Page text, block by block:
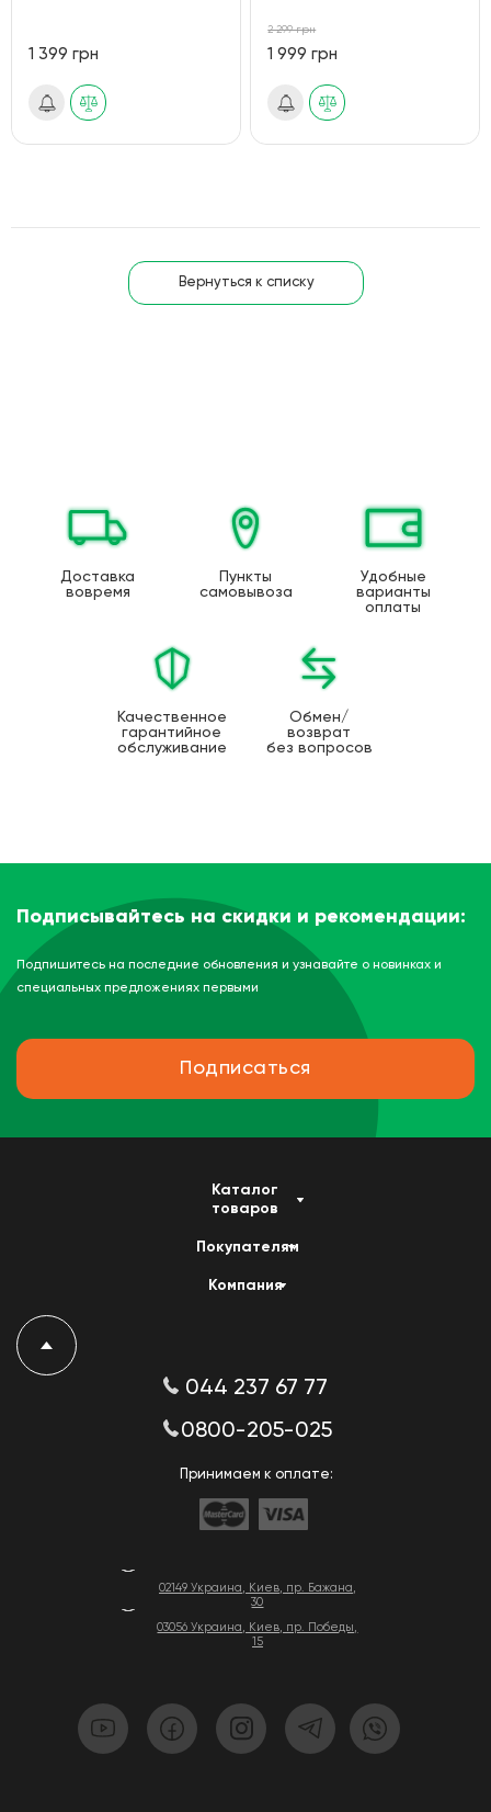
1 399 грн
2 299 грн
1 999 грн
Вернуться к списку
Доставка
вовремя
Пункты
самовывоза
Удобные
варианты
оплаты
Качественное
гарантийное
обслуживание
Обмен/
возврат
без вопросов
Подписывайтесь на скидки и рекомендации:
Подпишитесь на последние обновления и узнавайте о новинках и
специальных предложениях первыми
Подписаться
02149 Украина, Киев, пр. Бажана,
30
03056 Украина, Киев, пр. Победы,
15
Каталог
товаров
Покупателям
Компания
044 237 67 77
0800-205-025
Принимаем к оплате: